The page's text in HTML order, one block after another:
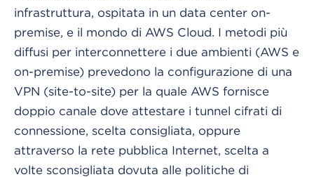
infrastruttura, ospitata in un data center on-
premise, e il mondo di AWS Cloud. I metodi più
diffusi per interconnettere i due ambienti (AWS e
on-premise) prevedono la configurazione di una
VPN (site-to-site) per la quale AWS fornisce
doppio canale dove attestare i tunnel cifrati di
connessione, scelta consigliata, oppure
attraverso la rete pubblica Internet, scelta a
volte sconsigliata dovuta alle politiche di